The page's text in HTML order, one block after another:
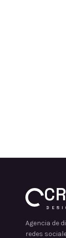
Agencia de
redes